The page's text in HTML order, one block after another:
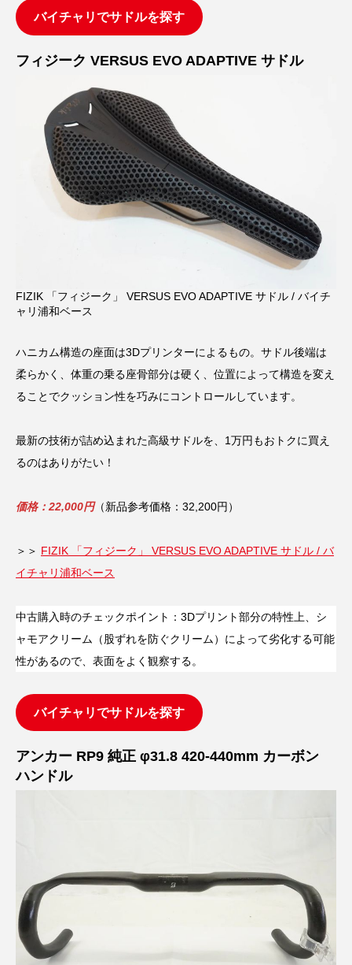
バイチャリでサドルを探す
フィジーク VERSUS EVO ADAPTIVE サドル
FIZIK 「フィジーク」 VERSUS EVO ADAPTIVE サドル / バイチ
ャリ浦和ベース
ハニカム構造の座面は3Dプリンターによるもの。サドル後端は
柔らかく、体重の乗る座骨部分は硬く、位置によって構造を変え
ることでクッション性を巧みにコントロールしています。
最新の技術が詰め込まれた高級サドルを、1万円もおトクに買え
るのはありがたい！
価格：22,000円（新品参考価格：32,200円）
＞＞ FIZIK 「フィジーク」 VERSUS EVO ADAPTIVE サドル / バ
イチャリ浦和ベース
中古購入時のチェックポイント：3Dプリント部分の特性上、シ
ャモアクリーム（股ずれを防ぐクリーム）によって劣化する可能
性があるので、表面をよく観察する。
バイチャリでサドルを探す
アンカー RP9 純正 φ31.8 420-440mm カーボン
ハンドル